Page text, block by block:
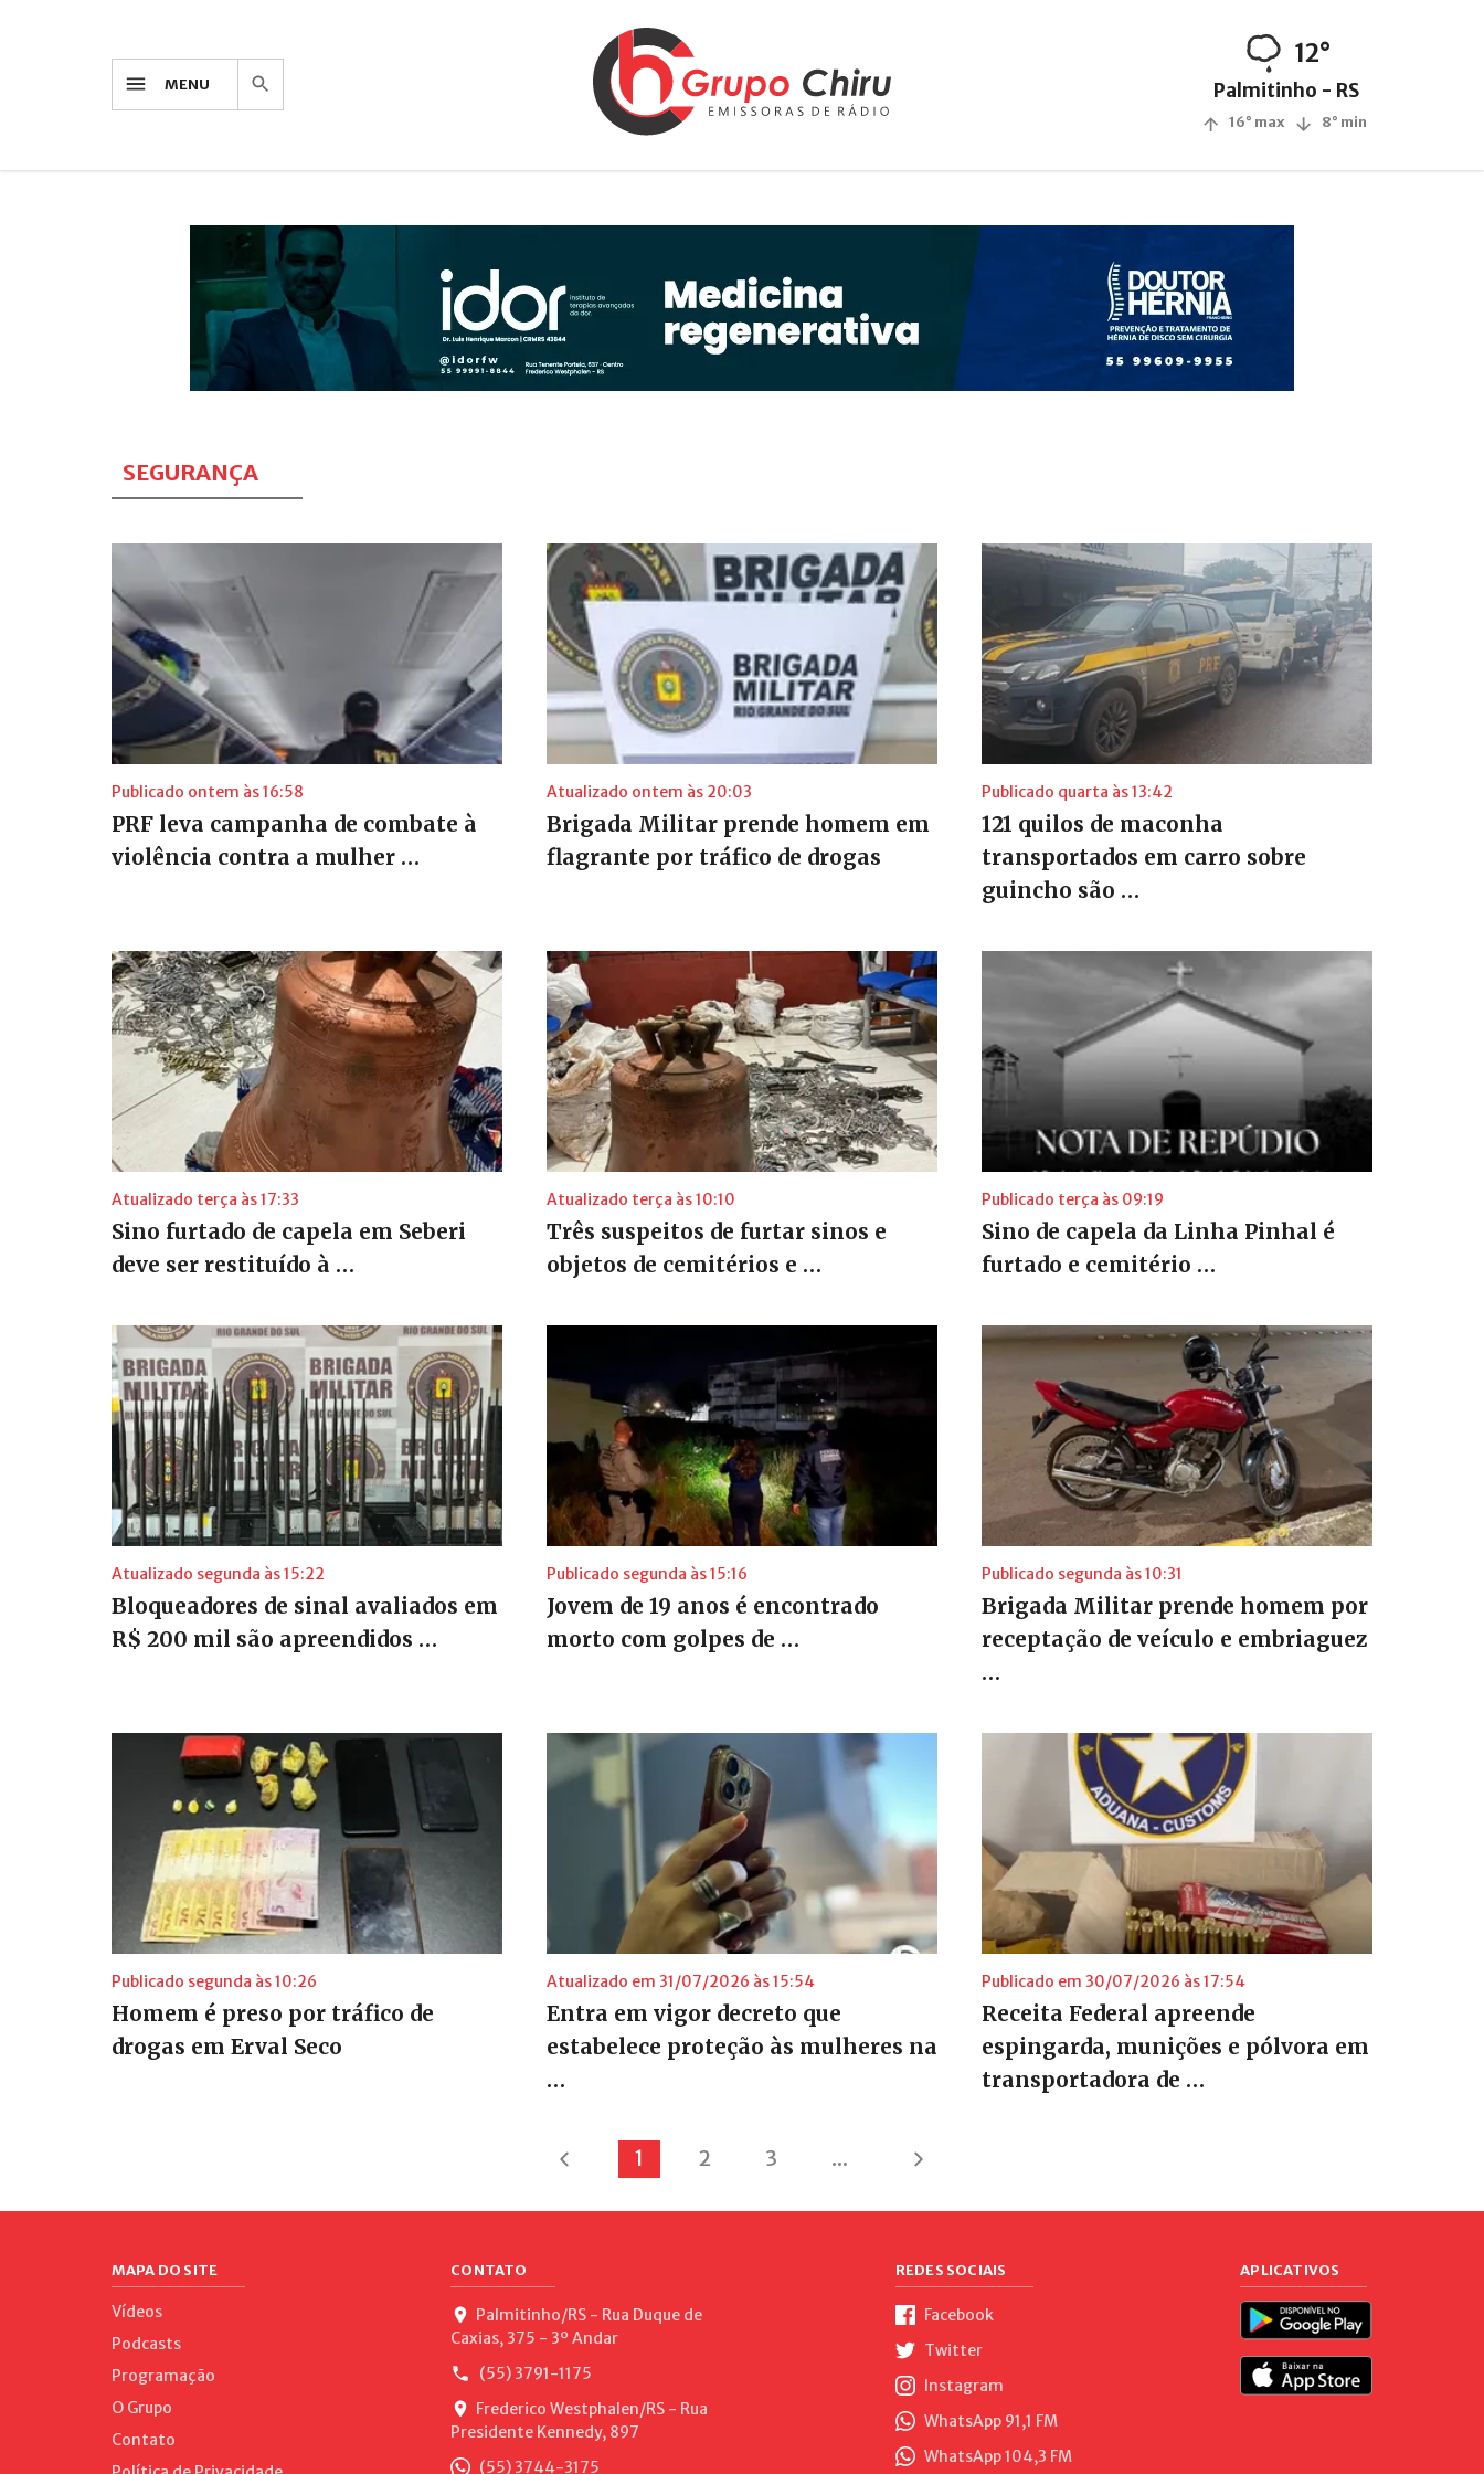
MENU
12°
Palmitinho - RS
16° max 8° min
SEGURANÇA
Publicado ontem às 16:58
PRF leva campanha de combate à
violência contra a mulher …
Atualizado ontem às 20:03
Brigada Militar prende homem em
flagrante por tráfico de drogas
Publicado quarta às 13:42
121 quilos de maconha
transportados em carro sobre
guincho são …
Atualizado terça às 17:33
Sino furtado de capela em Seberi
deve ser restituído à …
Atualizado terça às 10:10
Três suspeitos de furtar sinos e
objetos de cemitérios e …
Publicado terça às 09:19
Sino de capela da Linha Pinhal é
furtado e cemitério …
Atualizado segunda às 15:22
Bloqueadores de sinal avaliados em
R$ 200 mil são apreendidos …
Publicado segunda às 15:16
Jovem de 19 anos é encontrado
morto com golpes de …
Publicado segunda às 10:31
Brigada Militar prende homem por
receptação de veículo e embriaguez
…
Publicado segunda às 10:26
Homem é preso por tráfico de
drogas em Erval Seco
Atualizado em 31/07/2026 às 15:54
Entra em vigor decreto que
estabelece proteção às mulheres na
…
Publicado em 30/07/2026 às 17:54
Receita Federal apreende
espingarda, munições e pólvora em
transportadora de …
1 2 3 ...
MAPA DO SITE
Vídeos
Podcasts
Programação
O Grupo
Contato
CONTATO
Palmitinho/RS - Rua Duque de
Caxias, 375 - 3º Andar
(55) 3791-1175
Frederico Westphalen/RS - Rua
Presidente Kennedy, 897
(55) 3744-3175
REDES SOCIAIS
Facebook
Twitter
Instagram
WhatsApp 91,1 FM
WhatsApp 104,3 FM
APLICATIVOS